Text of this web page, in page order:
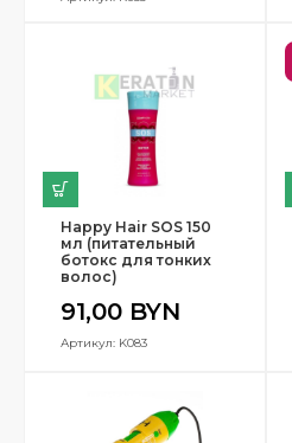
Happy Hair SOS 150
мл (питательный
ботокс для тонких
волос)
91,00 BYN
Артикул: K083